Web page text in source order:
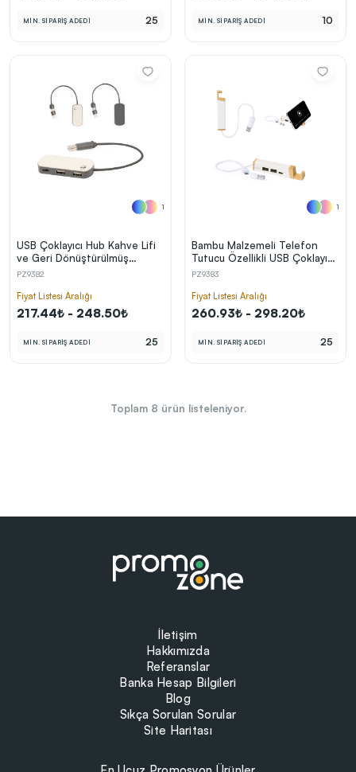
MİN. SİPARİŞ ADEDİ 25 MİN. SİPARİŞ ADEDİ 10
1
USB Çoklayıcı Hub Kahve Lifi
ve Geri Dönüştürülmüş
Pamuktan Üretilmiştir
PZ9382
Fiyat Listesi Aralığı
217.44₺ - 248.50₺
MİN. SİPARİŞ ADEDİ 25
1
Bambu Malzemeli Telefon
Tutucu Özellikli USB Çoklayıcı
Hub (1×USB‑C + 2×USB 2.0,
PZ9383
Fiyat Listesi Aralığı
260.93₺ - 298.20₺
MİN. SİPARİŞ ADEDİ 25
Toplam 8 ürün listeleniyor.
İletişim
Hakkımızda
Referanslar
Banka Hesap Bilgileri
Blog
Sıkça Sorulan Sorular
Site Haritası